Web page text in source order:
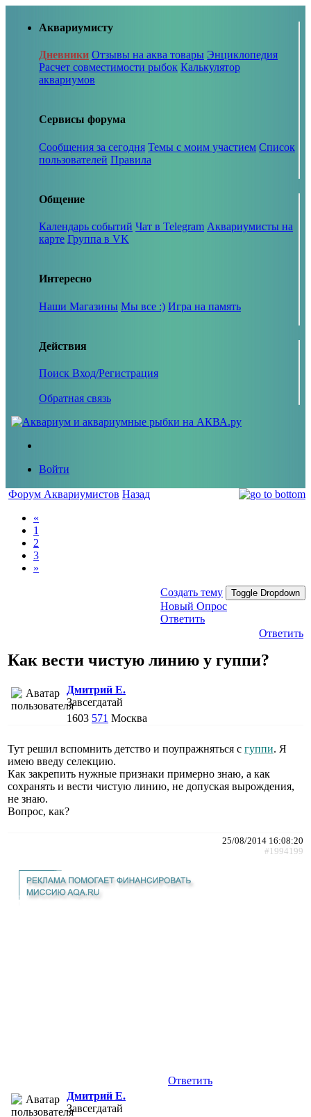
Аквариумисту
Дневники Отзывы на аква товары Энциклопедия
Расчет совместимости рыбок Калькулятор
аквариумов
Сервисы форума
Сообщения за сегодня Темы с моим участием Список
пользователей Правила
Общение
Календарь событий Чат в Telegram Аквариумисты на
карте Группа в VK
Интересно
Наши Магазины Мы все :) Игра на память
Действия
Поиск Вход/Регистрация
Обратная связь
Войти
Форум Аквариумистов Назад
«
1
2
3
»
Создать тему Toggle Dropdown
Новый Опрос
Ответить
Ответить
Как вести чистую линию у гуппи?
Дмитрий Е.
Завсегдатай
1603 571 Москва
Тут решил вспомнить детство и поупражняться с гуппи. Я
имею введу селекцию.
Как закрепить нужные признаки примерно знаю, а как
сохранять и вести чистую линию, не допуская вырождения,
не знаю.
Вопрос, как?
25/08/2014 16:08:20
#1994199
Ответить
Дмитрий Е.
Завсегдатай